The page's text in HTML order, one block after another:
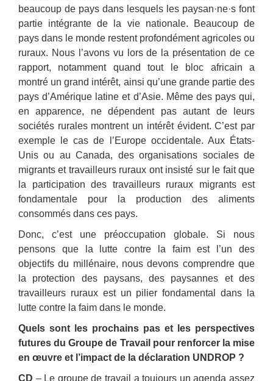
beaucoup de pays dans lesquels les paysan·ne·s font
partie intégrante de la vie nationale. Beaucoup de
pays dans le monde restent profondément agricoles ou
ruraux. Nous l’avons vu lors de la présentation de ce
rapport, notamment quand tout le bloc africain a
montré un grand intérêt, ainsi qu’une grande partie des
pays d’Amérique latine et d’Asie. Même des pays qui,
en apparence, ne dépendent pas autant de leurs
sociétés rurales montrent un intérêt évident. C’est par
exemple le cas de l’Europe occidentale. Aux États-
Unis ou au Canada, des organisations sociales de
migrants et travailleurs ruraux ont insisté sur le fait que
la participation des travailleurs ruraux migrants est
fondamentale pour la production des aliments
consommés dans ces pays.
Donc, c’est une préoccupation globale. Si nous
pensons que la lutte contre la faim est l’un des
objectifs du millénaire, nous devons comprendre que
la protection des paysans, des paysannes et des
travailleurs ruraux est un pilier fondamental dans la
lutte contre la faim dans le monde.
Quels sont les prochains pas et les perspectives
futures du Groupe de Travail pour renforcer la mise
en œuvre et l’impact de la déclaration UNDROP ?
CD – Le groupe de travail a toujours un agenda assez